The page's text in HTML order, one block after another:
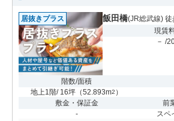
居抜きプラス 飯田橋(JR総武線) 徒
現賃
－ /
階数/面積
地上1階/ 16坪 （52.893m2 ）
敷金・保証金
-
前
スペ